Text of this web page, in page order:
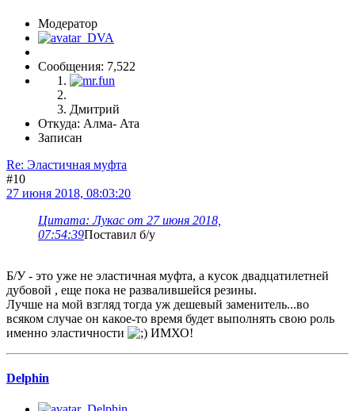
Модератор
Сообщения: 7,522
Дмитрий
Откуда: Алма- Ата
Записан
Re: Эластичная муфта
#10
27 июня 2018, 08:03:20
Цитата: Лукас от 27 июня 2018,
07:54:39Поставил б/у
Б/У - это уже не эластичная муфта, а кусок двадцатилетней
дубовой , еще пока не развалившейся резины.
Лучше на мой взгляд тогда уж дешевый заменитель...во
всяком случае он какое-то время будет выполнять свою роль
именно эластичности
ИМХО!
Delphin